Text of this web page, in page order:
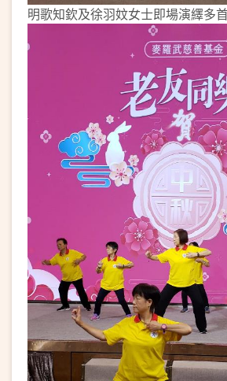
明歌知欽及徐羽妏女士即場演繹多